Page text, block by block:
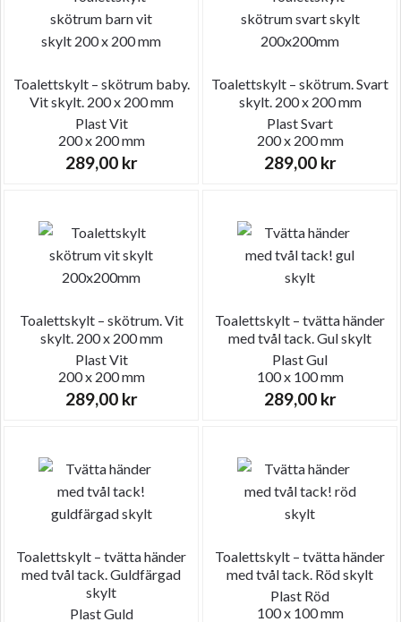
Toalettskylt – skötrum baby.
Vit skylt. 200 x 200 mm
PlastVit
200 x 200 mm
289,00 kr
Toalettskylt – skötrum. Svart
skylt. 200 x 200 mm
PlastSvart
200 x 200 mm
289,00 kr
Toalettskylt – skötrum. Vit
skylt. 200 x 200 mm
PlastVit
200 x 200 mm
289,00 kr
Toalettskylt – tvätta händer
med tvål tack. Gul skylt
PlastGul
100 x 100 mm
289,00 kr
Toalettskylt – tvätta händer
med tvål tack. Guldfärgad
skylt
PlastGuld
Toalettskylt – tvätta händer
med tvål tack. Röd skylt
Plast Röd
100 x 100 mm